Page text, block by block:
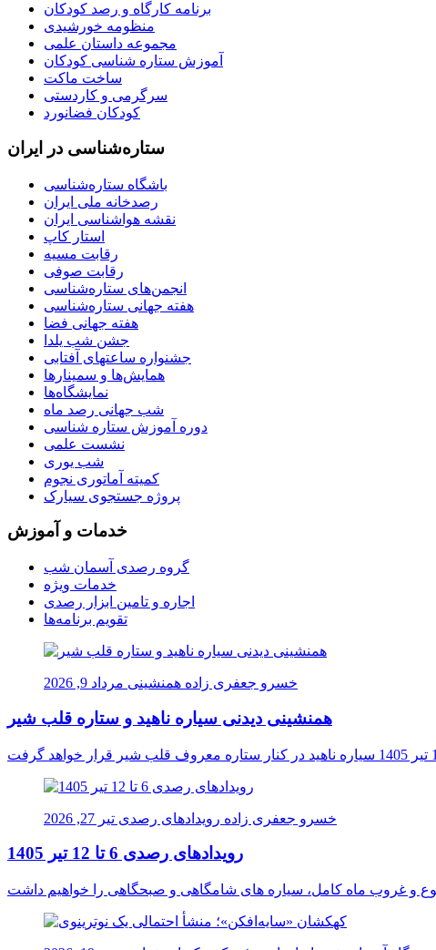
برنامه‌ کارگاه و رصد کودکان
منظومه خورشیدی
مجموعه داستان علمی
آموزش ستاره شناسی کودکان
ساخت ماکت
سرگرمی و کاردستی
کودکان فضانورد
ستاره‌شناسی در ایران
باشگاه ستاره‌شناسی
رصدخانه ملی ایران
نقشه هواشناسی ایران
استار کاپ
رقابت مسیه
رقابت صوفی
انجمن‌های ستاره‌شناسی
هفته جهانی ستاره‌شناسی
هفته جهانی فضا
جشن شب یلدا
جشنواره ساعتهای آفتابی
همایش‌ها و سمینارها
نمایشگاه‌ها
شب جهانی رصد ماه
دوره آموزش ستاره شناسی
نشست علمی
شب یوری
کمیته آماتوری نجوم
پروژه جستجوی سیارک
خدمات و آموزش
گروه رصدی آسمان شب
خدمات ویژه
اجاره و تامین ابزار رصدی
تقویم برنامه‌ها
خسرو جعفری زاده همنشینی مرداد 9, 2026
همنشینی دیدنی سیاره ناهید و ستاره قلب شیر
خسرو جعفری زاده رویدادهای رصدی تیر 27, 2026
رویدادهای رصدی 6 تا 12 تیر 1405